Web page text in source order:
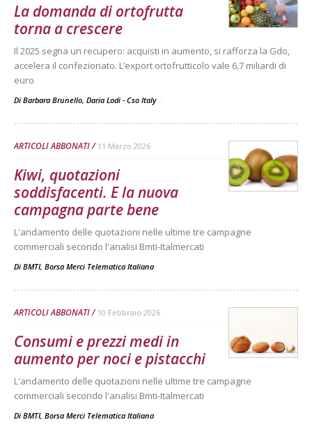
La domanda di ortofrutta
torna a crescere
Il 2025 segna un recupero: acquisti in aumento, si rafforza la Gdo,
accelera il confezionato. L’export ortofrutticolo vale 6,7 miliardi di
euro
Di Barbara Brunello, Daria Lodi - Cso Italy -
ARTICOLI ABBONATI 11 Marzo 2026
Kiwi, quotazioni
soddisfacenti. E la nuova
campagna parte bene
L'andamento delle quotazioni nelle ultime tre campagne
commerciali secondo l'analisi Bmti-Italmercati
Di BMTI, Borsa Merci Telematica Italiana
ARTICOLI ABBONATI 10 Febbraio 2026
Consumi e prezzi medi in
aumento per noci e pistacchi
L'andamento delle quotazioni nelle ultime tre campagne
commerciali secondo l'analisi Bmti-Italmercati
Di BMTI, Borsa Merci Telematica Italiana